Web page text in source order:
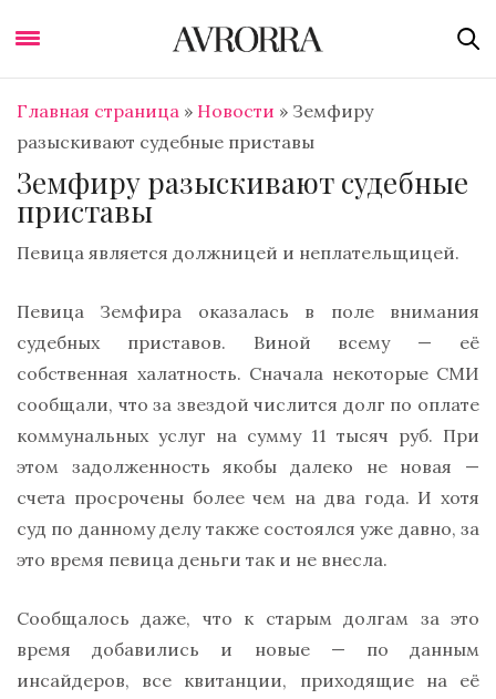
Главная страница » Новости » Земфиру
разыскивают судебные приставы
Земфиру разыскивают судебные
приставы
Певица является должницей и неплательщицей.
Певица Земфира оказалась в поле внимания
судебных приставов. Виной всему — её
собственная халатность. Сначала некоторые СМИ
сообщали, что за звездой числится долг по оплате
коммунальных услуг на сумму 11 тысяч руб. При
этом задолженность якобы далеко не новая —
счета просрочены более чем на два года. И хотя
суд по данному делу также состоялся уже давно, за
это время певица деньги так и не внесла.
Сообщалось даже, что к старым долгам за это
время добавились и новые — по данным
инсайдеров, все квитанции, приходящие на её